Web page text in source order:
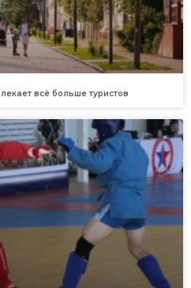
всё больше туристов